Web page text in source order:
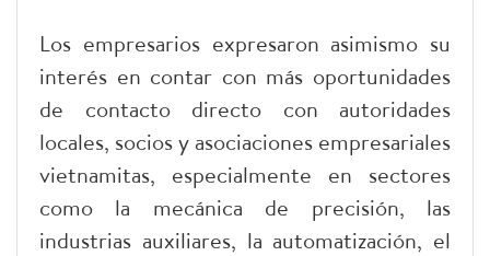
Los empresarios expresaron asimismo su
interés en contar con más oportunidades
de contacto directo con autoridades
locales, socios y asociaciones empresariales
vietnamitas, especialmente en sectores
como la mecánica de precisión, las
industrias auxiliares, la automatización, el